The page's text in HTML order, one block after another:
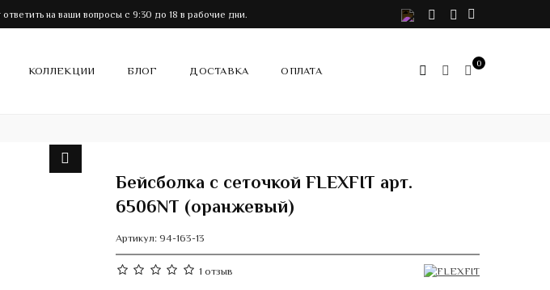
на ваши вопросы с 9:30 до 18 в рабочие дни. VK Telegram
КОЛЛЕКЦИИ БЛОГ ДОСТАВКА ОПЛАТА
0
Бейсболка с сеточкой FLEXFIT арт.
6506NT (оранжевый)
Артикул: 94-163-13
1 отзыв